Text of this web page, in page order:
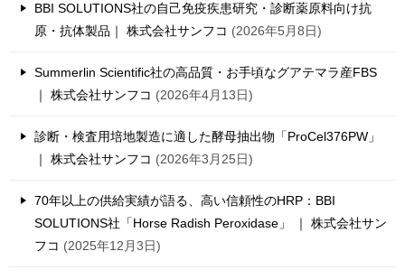
BBI SOLUTIONS社の自己免疫疾患研究・診断薬原料向け抗
原・抗体製品｜ 株式会社サンフコ
2026年5月8日
Summerlin Scientific社の高品質・お手頃なグアテマラ産FBS
｜ 株式会社サンフコ
2026年4月13日
診断・検査用培地製造に適した酵母抽出物「ProCel376PW」
｜ 株式会社サンフコ
2026年3月25日
70年以上の供給実績が語る、高い信頼性のHRP：BBI
SOLUTIONS社「Horse Radish Peroxidase」 ｜ 株式会社サン
フコ
2025年12月3日